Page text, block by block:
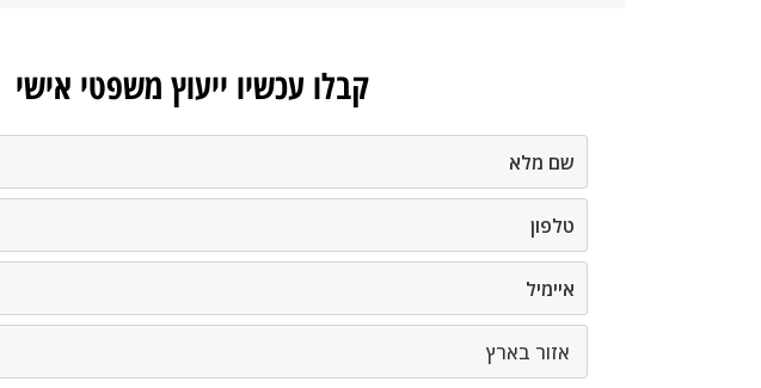
קבלו עכשיו ייעוץ משפטי אישי